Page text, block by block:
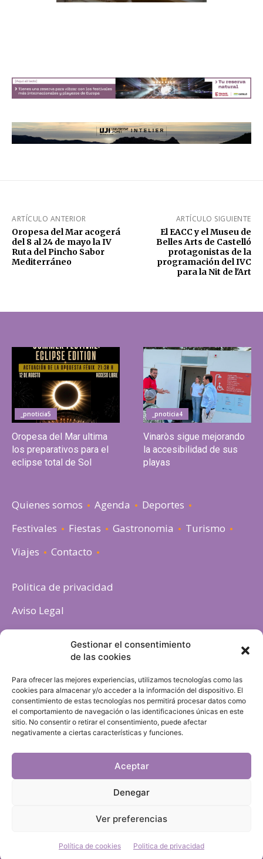
Gestionar el consentimiento
de las cookies
Para ofrecer las mejores experiencias, utilizamos tecnologías como las
cookies para almacenar y/o acceder a la información del dispositivo. El
consentimiento de estas tecnologías nos permitirá procesar datos como
el comportamiento de navegación o las identificaciones únicas en este
sitio. No consentir o retirar el consentimiento, puede afectar
negativamente a ciertas características y funciones.
Aceptar
Denegar
Ver preferencias
Política de cookies Politica de privacidad
ARTÍCULO ANTERIOR
Oropesa del Mar acogerá
del 8 al 24 de mayo la IV
Ruta del Pincho Sabor
Mediterráneo
ARTÍCULO SIGUIENTE
El EACC y el Museu de
Belles Arts de Castelló
protagonistas de la
programación del IVC
para la Nit de l'Art
_pnoticia5
Oropesa del Mar ultima
los preparativos para el
eclipse total de Sol
_pnoticia4
Vinaròs sigue mejorando
la accesibilidad de sus
playas
Quienes somos Agenda
Deportes
Festivales
Fiestas Gastronomia
Turismo
Viajes
Contacto
Politica de privacidad
Aviso Legal
Política de cookies